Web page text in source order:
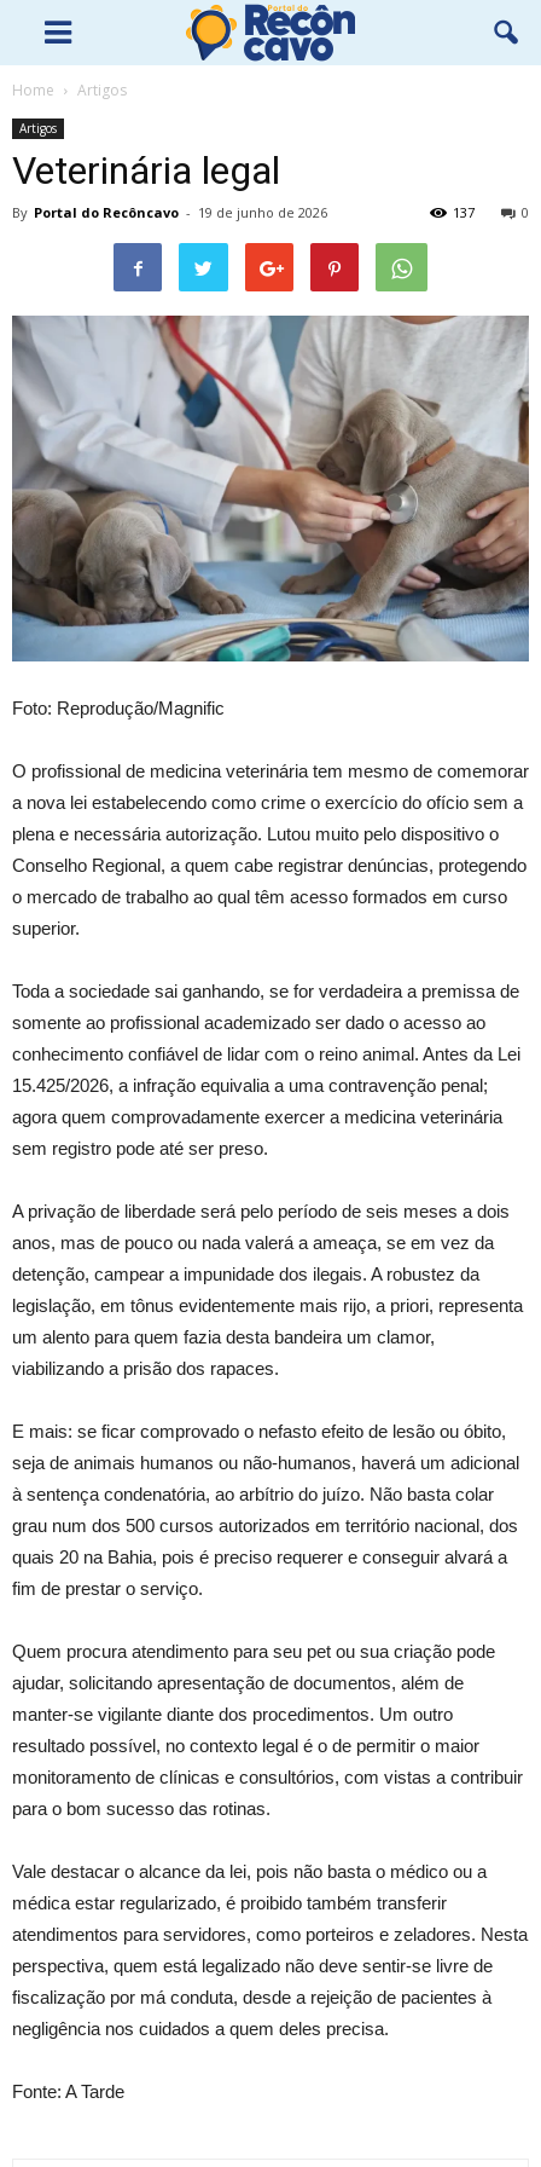
Home Artigos
Artigos
Veterinária legal
By Portal do Recôncavo - 19 de junho de 2026 0
137
Foto: Reprodução/Magnific
O profissional de medicina veterinária tem mesmo de comemorar
a nova lei estabelecendo como crime o exercício do ofício sem a
plena e necessária autorização. Lutou muito pelo dispositivo o
Conselho Regional, a quem cabe registrar denúncias, protegendo
o mercado de trabalho ao qual têm acesso formados em curso
superior.
Toda a sociedade sai ganhando, se for verdadeira a premissa de
somente ao profissional academizado ser dado o acesso ao
conhecimento confiável de lidar com o reino animal. Antes da Lei
15.425/2026, a infração equivalia a uma contravenção penal;
agora quem comprovadamente exercer a medicina veterinária
sem registro pode até ser preso.
A privação de liberdade será pelo período de seis meses a dois
anos, mas de pouco ou nada valerá a ameaça, se em vez da
detenção, campear a impunidade dos ilegais. A robustez da
legislação, em tônus evidentemente mais rijo, a priori, representa
um alento para quem fazia desta bandeira um clamor,
viabilizando a prisão dos rapaces.
E mais: se ficar comprovado o nefasto efeito de lesão ou óbito,
seja de animais humanos ou não-humanos, haverá um adicional
à sentença condenatória, ao arbítrio do juízo. Não basta colar
grau num dos 500 cursos autorizados em território nacional, dos
quais 20 na Bahia, pois é preciso requerer e conseguir alvará a
fim de prestar o serviço.
Quem procura atendimento para seu pet ou sua criação pode
ajudar, solicitando apresentação de documentos, além de
manter-se vigilante diante dos procedimentos. Um outro
resultado possível, no contexto legal é o de permitir o maior
monitoramento de clínicas e consultórios, com vistas a contribuir
para o bom sucesso das rotinas.
Vale destacar o alcance da lei, pois não basta o médico ou a
médica estar regularizado, é proibido também transferir
atendimentos para servidores, como porteiros e zeladores. Nesta
perspectiva, quem está legalizado não deve sentir-se livre de
fiscalização por má conduta, desde a rejeição de pacientes à
negligência nos cuidados a quem deles precisa.
Fonte: A Tarde